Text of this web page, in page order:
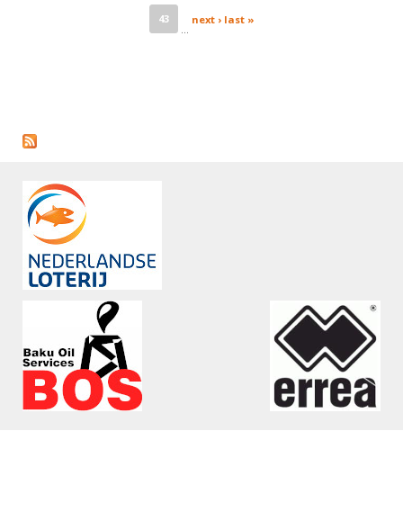
43
…
next › last »